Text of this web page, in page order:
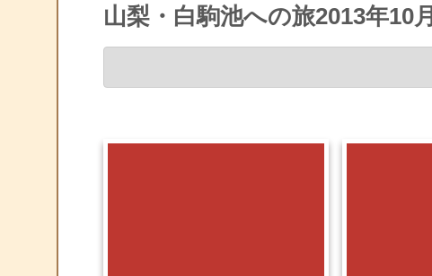
山梨・白駒池への旅2013年10月